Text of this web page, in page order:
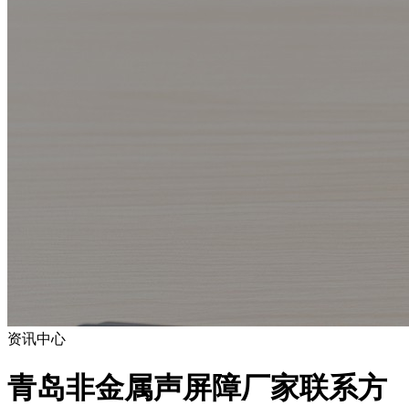
资讯中心
青岛非金属声屏障厂家联系方